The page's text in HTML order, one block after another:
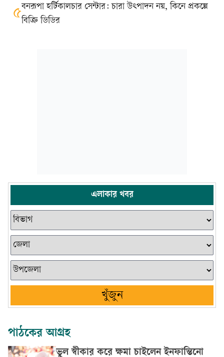
৫বনরূপা হর্টিকালচার সেন্টার: চারা উৎপাদন নয়, কিনে প্রকল্পে
বিক্রি ডিডির
এলাকার খবর
খুঁজুন
পাঠকের আগ্রহ
ভুল স্বীকার করে ক্ষমা চাইলেন ইনফান্তিনো